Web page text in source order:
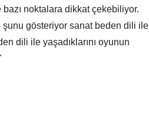
noktalara dikkat çekebiliyor.
şunu gösteriyor sanat beden dili ile
dili ile yaşadıklarını oyunun